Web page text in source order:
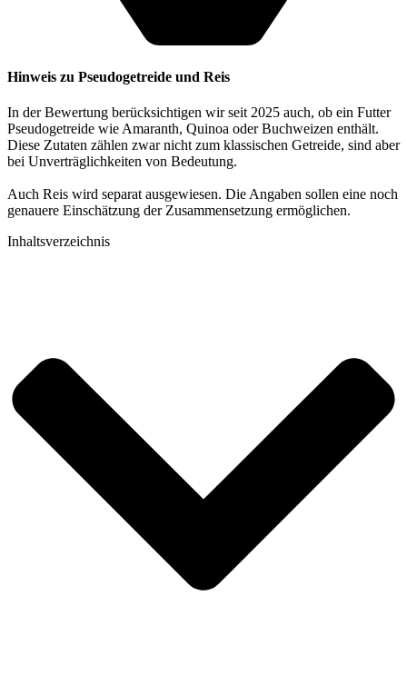
Hinweis zu Pseudogetreide und Reis
In der Bewertung berücksichtigen wir seit 2025 auch, ob ein Futter
Pseudogetreide wie Amaranth, Quinoa oder Buchweizen enthält.
Diese Zutaten zählen zwar nicht zum klassischen Getreide, sind aber
bei Unverträglichkeiten von Bedeutung.
Auch Reis wird separat ausgewiesen. Die Angaben sollen eine noch
genauere Einschätzung der Zusammensetzung ermöglichen.
Inhaltsverzeichnis​